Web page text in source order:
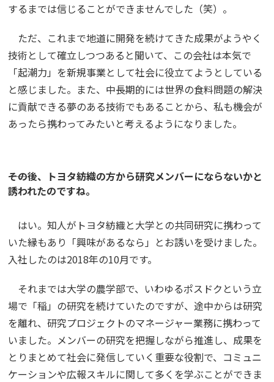
するまでは信じることができませんでした（笑）。
ただ、これまで地道に開発を続けてきた成果がようやく
技術として確立しつつあると聞いて、この会社は本気で
「起潮力」を新規事業として社会に役立てようとしている
と感じました。また、中長期的には世界の食料問題の解決
に貢献できる夢のある技術でもあることから、私も機会が
あったら携わってみたいと考えるようになりました。
――その後、トヨタ紡織の方から研究メンバーにならないかと
誘われたのですね。
はい。知人がトヨタ紡織と大学との共同研究に携わって
いた縁もあり「興味があるなら」とお誘いを受けました。
入社したのは2018年の10月です。
それまでは大学の農学部で、いわゆるポスドクという立
場で「稲」の研究を続けていたのですが、途中からは研究
を離れ、研究プロジェクトのマネージャー業務に携わって
いました。メンバーの研究を把握しながら推進し、成果を
とりまとめて社会に発信していく重要な役割で、コミュニ
ケーションや広報スキルに関して多くを学ぶことができま